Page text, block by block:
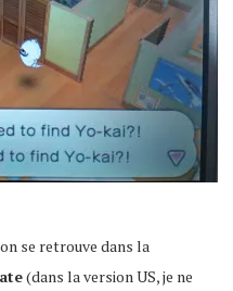
se retrouve dans la
(dans la version US, je ne